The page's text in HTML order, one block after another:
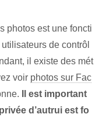
photos est une foncti
de contrôl
il existe des mét
voir photos sur Fac
Il est important
d’autrui est fo